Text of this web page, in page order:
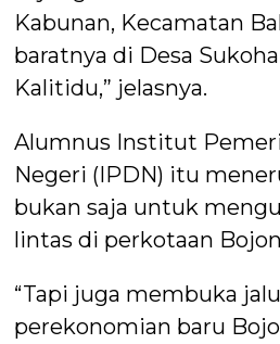
Kabunan, Kecamatan
baratnya di Desa
Kalitidu,” jelasnya.
Alumnus Institut
Negeri (IPDN) itu
bukan saja untuk
lintas di perkotaan
“Tapi juga membuka
perekonomian baru